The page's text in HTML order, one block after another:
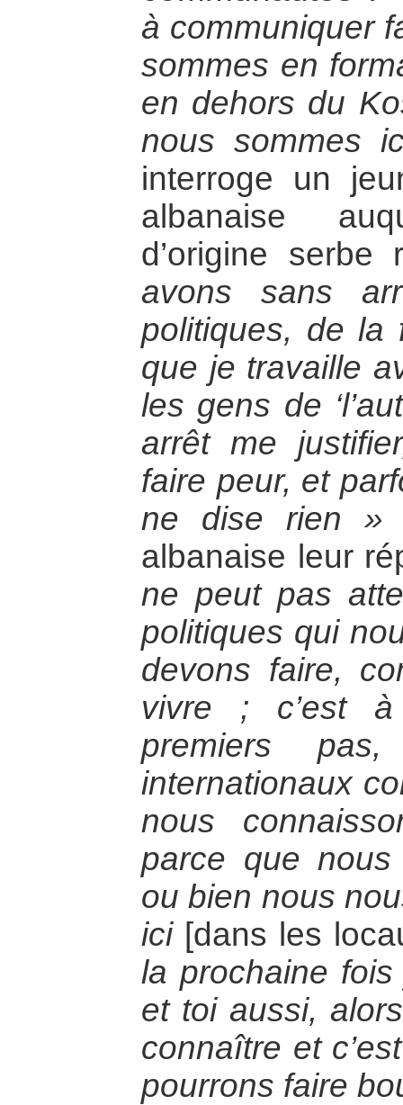
à communiquer
sommes en
en dehors du
nous sommes
interroge un
albanaise
d’origine
avons sans
politiques, de la
que je travaille
les gens de
arrêt me
faire peur, et
ne dise rien »
albanaise leur
ne peut pas
politiques qui
devons faire,
vivre ; c’est
premiers
internationaux
nous
parce que nous
ou bien nous
ici[dans les
la prochaine
et toi aussi,
connaître et
pourrons faire